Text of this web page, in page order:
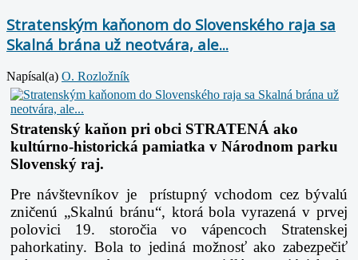
Stratenským kaňonom do Slovenského raja sa
Skalná brána už neotvára, ale...
Napísal(a) O. Rozložník
Stratenský kaňon pri obci STRATENÁ ako
kultúrno-historická pamiatka v Národnom parku
Slovenský raj.
Pre návštevníkov je prístupný vchodom cez bývalú
zničenú „Skalnú bránu“, ktorá bola vyrazená v prvej
polovici 19. storočia vo vápencoch Stratenskej
pahorkatiny. Bola to jediná možnosť ako zabezpečiť